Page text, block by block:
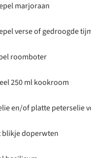
marjoraan
verse of gedroogde
roomboter
250 ml kookroom
en/of platte peterselie
blikje doperwten